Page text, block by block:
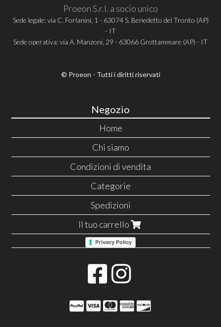
Proeon S.r.l. a socio unico
Sede legale: via C. Forlanini, 1 - 63074 S. Benedetto del Tronto (AP)
- IT
Sede operativa: via A. Manzoni, 29 - 63066 Grottammare (AP) - IT
© Proeon - Tutti i diritti riservati
Negozio
Home
Chi siamo
Condizioni di vendita
Categorie
Spedizioni
Il tuo carrello
Privacy Policy